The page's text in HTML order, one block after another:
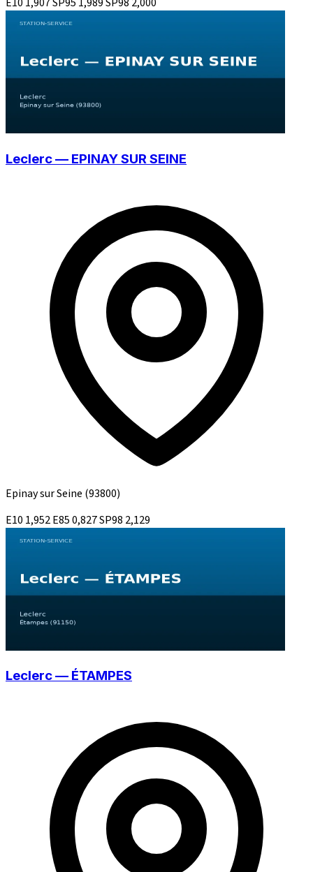
Leclerc — EPINAY SUR SEINE
Epinay sur Seine (93800)
E10 1,952E850,827SP98 2,129
Leclerc — ÉTAMPES